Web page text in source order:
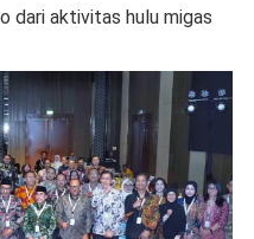
dari aktivitas hulu migas